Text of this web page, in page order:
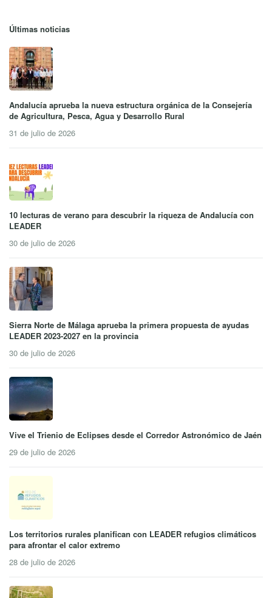
Últimas noticias
Andalucía aprueba la nueva estructura orgánica de la Consejería
de Agricultura, Pesca, Agua y Desarrollo Rural
31 de julio de 2026
10 lecturas de verano para descubrir la riqueza de Andalucía con
LEADER
30 de julio de 2026
Sierra Norte de Málaga aprueba la primera propuesta de ayudas
LEADER 2023-2027 en la provincia
30 de julio de 2026
Vive el Trienio de Eclipses desde el Corredor Astronómico de Jaén
29 de julio de 2026
Los territorios rurales planifican con LEADER refugios climáticos
para afrontar el calor extremo
28 de julio de 2026